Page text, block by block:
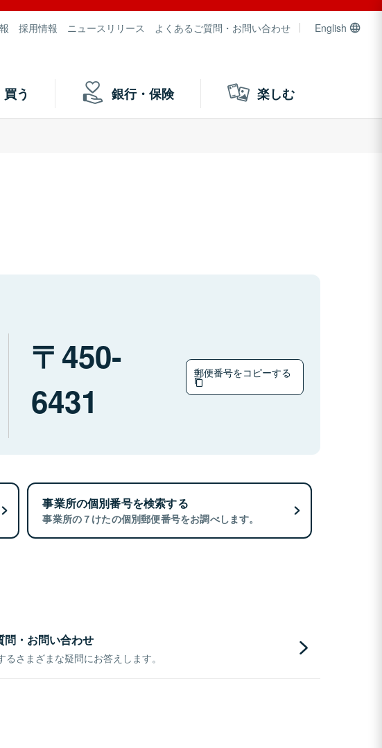
採用情報 ニュースリリース よくあるご質問・お問い合わせ English
買う 銀行・保険 楽しむ
450-
6431
郵便番号をコピーする
事業所の個別番号を検索する
事業所の７けたの個別郵便番号をお調べします。
問・お問い合わせ
るさまざまな疑問にお答えします。